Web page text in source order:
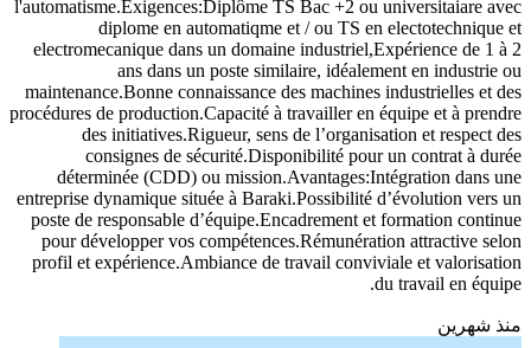
Description:Nous recherchons un opérateur machine motivé et
rigoureux pour rejoindre notre équipe à Baraki, Alger. Le candidat
idéal possède entre 1 et 2 ans d'expérience dans le secteur de la
production, méthode, industrie, maintenance ou entretien, et souhaite
évoluer dans un poste de débutant à responsable
d'équipe.Responsabilités:Assurer le bon fonctionnement des
machines de production selon les consignes établies.Effectuer les
réglages et les contrôles nécessaires pour garantir la qualité des
produits.Participer à la maintenance préventive et corrective des
équipements.Suivre les procédures de sécurité et veiller au respect
des normes en vigueur.Collaborer avec les équipes de production et
de maintenance pour optimiser les processus.Rédiger les rapports
d’activité et signaler toute anomalie ou dysfonctionnement.Ayant
des connaissances en matiere d'extrudeuse et
diplome en automatiqme et / ou TS en electotechnique et